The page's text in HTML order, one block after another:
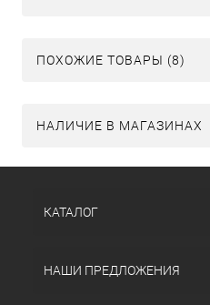
ПОХОЖИЕ ТОВАРЫ (8)
НАЛИЧИЕ В МАГАЗИНАХ
КАТАЛОГ
НАШИ ПРЕДЛОЖЕНИЯ